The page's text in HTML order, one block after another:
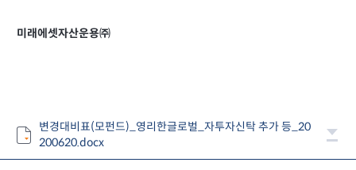
미래에셋자산운용㈜
변경대비표(모펀드)_영리한글로벌_자투자신탁 추가 등_20
200620.docx